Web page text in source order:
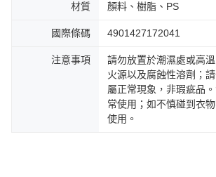
材質 顏料、樹脂、PS
國際條碼 4901427172041
注意事項
請勿放置於潮濕處或高
火源以及腐蝕性溶劑；
屬正常現象，非瑕疵品
常使用；如不慎碰到衣
使用。